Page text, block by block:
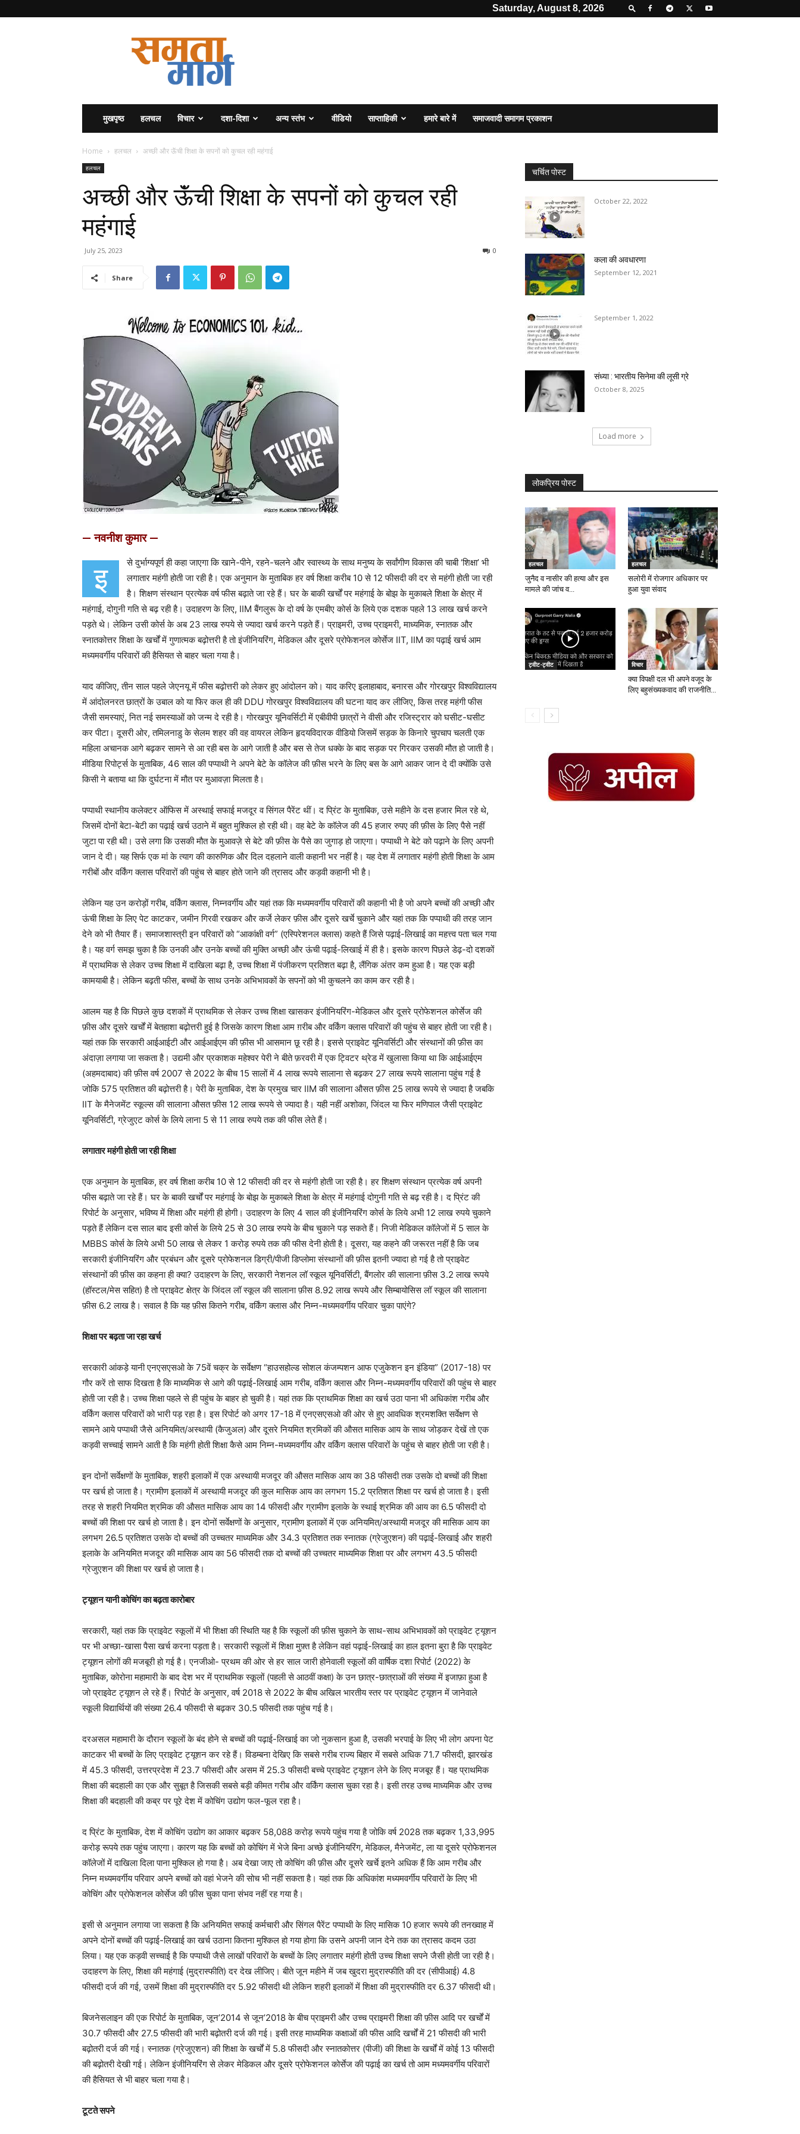
Saturday, August 8, 2026
मुखपृष्ठ हलचल विचार दशा-दिशा अन्य स्तंभ वीडियो साप्ताहिकी हमारे बारे में समाजवादी समागम प्रकाशन
Home हलचल अच्छी और ऊॅंची शिक्षा के सपनों को कुचल रही महंगाई
हलचल
अच्छी और ऊॅंची शिक्षा के सपनों को कुचल रही
महंगाई
July 25, 2023 0
Share
— नवनीश कुमार —
इ
से दुर्भाग्यपूर्ण ही कहा जाएगा कि खाने-पीने, रहने-चलने और स्वास्थ्य के साथ मनुष्य के सर्वांगीण विकास की चाबी ‘शिक्षा’ भी
लगातार महंगी होती जा रही है। एक अनुमान के मुताबिक हर वर्ष शिक्षा करीब 10 से 12 फीसदी की दर से महंगी होती जा रही
है। शिक्षण संस्थान प्रत्येक वर्ष फीस बढ़ाते जा रहे हैं। घर के बाकी खर्चों पर महंगाई के बोझ के मुकाबले शिक्षा के क्षेत्र में
महंगाई, दोगुनी गति से बढ़ रही है। उदाहरण के लिए, IIM बैंगलुरू के दो वर्ष के एमबीए कोर्स के लिये एक दशक पहले 13 लाख खर्च करने
पड़ते थे। लेकिन उसी कोर्स के अब 23 लाख रुपये से ज्यादा खर्च करने पड़ते हैं। प्राइमरी, उच्च प्राइमरी, माध्यमिक, स्नातक और
स्नातकोत्तर शिक्षा के खर्चों में गुणात्मक बढ़ोत्तरी है तो इंजीनियरिंग, मेडिकल और दूसरे प्रोफेशनल कोर्सेज IIT, IIM का पढ़ाई खर्च आम
मध्यमवर्गीय परिवारों की हैसियत से बाहर चला गया है।
याद कीजिए, तीन साल पहले जेएनयू में फीस बढ़ोत्तरी को लेकर हुए आंदोलन को। याद करिए इलाहाबाद, बनारस और गोरखपुर विश्वविद्यालय
में आंदोलनरत छात्रों के उबाल को या फिर कल ही की DDU गोरखपुर विश्वविद्यालय की घटना याद कर लीजिए, किस तरह महंगी फीस
जैसी समस्याएं, नित नई समस्याओं को जन्म दे रही है। गोरखपुर यूनिवर्सिटी में एबीवीपी छात्रों ने वीसी और रजिस्ट्रार को घसीट-घसीट
कर पीटा। दूसरी ओर, तमिलनाडु के सेलम शहर की वह वायरल लेकिन हृदयविदारक वीडियो जिसमें सड़क के किनारे चुपचाप चलती एक
महिला अचानक आगे बढ़कर सामने से आ रही बस के आगे जाती है और बस से तेज धक्के के बाद सड़क पर गिरकर उसकी मौत हो जाती है।
मीडिया रिपोर्ट्स के मुताबिक, 46 साल की पप्पाथी ने अपने बेटे के कॉलेज की फ़ीस भरने के लिए बस के आगे आकर जान दे दी क्योंकि उसे
किसी ने बताया था कि दुर्घटना में मौत पर मुआवज़ा मिलता है।
पप्पाथी स्थानीय कलेक्टर ऑफिस में अस्थाई सफाई मजदूर व सिंगल पैरेंट थीं। द प्रिंट के मुताबिक, उसे महीने के दस हजार मिल रहे थे,
जिसमें दोनों बेटा-बेटी का पढ़ाई खर्च उठाने में बहुत मुश्किल हो रही थी। वह बेटे के कॉलेज की 45 हजार रुपए की फ़ीस के लिए पैसे नहीं
जुटा पा रही थी। उसे लगा कि उसकी मौत के मुआवज़े से बेटे की फ़ीस के पैसे का जुगाड़ हो जाएगा। पप्पाथी ने बेटे को पढ़ाने के लिए अपनी
जान दे दी। यह सिर्फ एक मां के त्याग की कारुणिक और दिल दहलाने वाली कहानी भर नहीं है। यह देश में लगातार महंगी होती शिक्षा के आम
गरीबों और वर्किंग क्लास परिवारों की पहुंच से बाहर होते जाने की त्रासद और कड़वी कहानी भी है।
लेकिन यह उन करोड़ों गरीब, वर्किंग क्लास, निम्नवर्गीय और यहां तक कि मध्यमवर्गीय परिवारों की कहानी भी है जो अपने बच्चों की अच्छी और
ऊंची शिक्षा के लिए पेट काटकर, जमीन गिरवी रखकर और कर्जे लेकर फ़ीस और दूसरे खर्चे चुकाने और यहां तक कि पप्पाथी की तरह जान
देने को भी तैयार हैं। समाजशास्त्री इन परिवारों को “आकांक्षी वर्ग” (एस्पिरेशनल क्लास) कहते हैं जिसे पढ़ाई-लिखाई का महत्त्व पता चल गया
है। यह वर्ग समझ चुका है कि उनकी और उनके बच्चों की मुक्ति अच्छी और ऊंची पढ़ाई-लिखाई में ही है। इसके कारण पिछले डेढ़-दो दशकों
में प्राथमिक से लेकर उच्च शिक्षा में दाखिला बढ़ा है, उच्च शिक्षा में पंजीकरण प्रतिशत बढ़ा है, लैंगिक अंतर कम हुआ है। यह एक बड़ी
कामयाबी है। लेकिन बढ़ती फीस, बच्चों के साथ उनके अभिभावकों के सपनों को भी कुचलने का काम कर रही है।
आलम यह है कि पिछले कुछ दशकों में प्राथमिक से लेकर उच्च शिक्षा खासकर इंजीनियरिंग-मेडिकल और दूसरे प्रोफेशनल कोर्सेज की
फ़ीस और दूसरे खर्चों में बेतहाशा बढ़ोत्तरी हुई है जिसके कारण शिक्षा आम ग़रीब और वर्किंग क्लास परिवारों की पहुंच से बाहर होती जा रही है।
यहां तक कि सरकारी आईआईटी और आईआईएम की फ़ीस भी आसमान छू रही है। इससे प्राइवेट यूनिवर्सिटी और संस्थानों की फ़ीस का
अंदाज़ा लगाया जा सकता है। उद्यमी और प्रकाशक महेश्वर पेरी ने बीते फ़रवरी में एक ट्विटर थ्रेड में खुलासा किया था कि आईआईएम
(अहमदाबाद) की फ़ीस वर्ष 2007 से 2022 के बीच 15 सालों में 4 लाख रूपये सालाना से बढ़कर 27 लाख रूपये सालाना पहुंच गई है
जोकि 575 प्रतिशत की बढ़ोत्तरी है। पेरी के मुताबिक, देश के प्रमुख चार IIM की सालाना औसत फ़ीस 25 लाख रूपये से ज्यादा है जबकि
IIT के मैनेजमेंट स्कूल्स की सालाना औसत फ़ीस 12 लाख रूपये से ज्यादा है। यही नहीं अशोका, जिंदल या फिर मणिपाल जैसी प्राइवेट
यूनिवर्सिटी, ग्रेजुएट कोर्स के लिये लाना 5 से 11 लाख रुपये तक की फीस लेते हैं।
लगातार महंगी होती जा रही शिक्षा
एक अनुमान के मुताबिक, हर वर्ष शिक्षा करीब 10 से 12 फीसदी की दर से महंगी होती जा रही है। हर शिक्षण संस्थान प्रत्येक वर्ष अपनी
फीस बढ़ाते जा रहे हैं। घर के बाकी खर्चों पर महंगाई के बोझ के मुकाबले शिक्षा के क्षेत्र में महंगाई दोगुनी गति से बढ़ रही है। द प्रिंट की
रिपोर्ट के अनुसार, भविष्य में शिक्षा और महंगी ही होगी। उदाहरण के लिए 4 साल की इंजीनियरिंग कोर्स के लिये अभी 12 लाख रुपये चुकाने
पड़ते हैं लेकिन दस साल बाद इसी कोर्स के लिये 25 से 30 लाख रुपये के बीच चुकाने पड़ सकते हैं। निजी मेडिकल कॉलेजों में 5 साल के
MBBS कोर्स के लिये अभी 50 लाख से लेकर 1 करोड़ रुपये तक की फीस देनी होती है। दूसरा, यह कहने की जरूरत नहीं है कि जब
सरकारी इंजीनियरिंग और प्रबंधन और दूसरे प्रोफेशनल डिग्री/पीजी डिप्लोमा संस्थानों की फ़ीस इतनी ज्यादा हो गई है तो प्राइवेट
संस्थानों की फ़ीस का कहना ही क्या? उदाहरण के लिए, सरकारी नेशनल लॉ स्कूल यूनिवर्सिटी, बैंगलोर की सालाना फ़ीस 3.2 लाख रूपये
(हॉस्टल/मेस सहित) है तो प्राइवेट क्षेत्र के जिंदल लॉ स्कूल की सालाना फ़ीस 8.92 लाख रूपये और सिम्बायोसिस लॉ स्कूल की सालाना
फ़ीस 6.2 लाख है। सवाल है कि यह फ़ीस कितने गरीब, वर्किंग क्लास और निम्न-मध्यमवर्गीय परिवार चुका पाएंगे?
शिक्षा पर बढ़ता जा रहा खर्च
सरकारी आंकड़े यानी एनएसएसओ के 75वें चक्र के सर्वेक्षण “हाउसहोल्ड सोशल कंजम्पशन आफ एजुकेशन इन इंडिया” (2017-18) पर
गौर करें तो साफ दिखता है कि माध्यमिक से आगे की पढ़ाई-लिखाई आम गरीब, वर्किंग क्लास और निम्न-मध्यमवर्गीय परिवारों की पहुंच से बाहर
होती जा रही है। उच्च शिक्षा पहले से ही पहुंच के बाहर हो चुकी है। यहां तक कि प्राथमिक शिक्षा का खर्च उठा पाना भी अधिकांश गरीब और
वर्किंग क्लास परिवारों को भारी पड़ रहा है। इस रिपोर्ट को अगर 17-18 में एनएसएसओ की ओर से हुए आवधिक श्रमशक्ति सर्वेक्षण से
सामने आये पप्पाथी जैसे अनियमित/अस्थायी (कैजुअल) और दूसरे नियमित श्रमिकों की औसत मासिक आय के साथ जोड़कर देखें तो एक
कड़वी सच्चाई सामने आती है कि महंगी होती शिक्षा कैसे आम निम्न-मध्यमवर्गीय और वर्किंग क्लास परिवारों के पहुंच से बाहर होती जा रही है।
इन दोनों सर्वेक्षणों के मुताबिक, शहरी इलाकों में एक अस्थायी मजदूर की औसत मासिक आय का 38 फीसदी तक उसके दो बच्चों की शिक्षा
पर खर्च हो जाता है। ग्रामीण इलाकों में अस्थायी मजदूर की कुल मासिक आय का लगभग 15.2 प्रतिशत शिक्षा पर खर्च हो जाता है। इसी
तरह से शहरी नियमित श्रमिक की औसत मासिक आय का 14 फीसदी और ग्रामीण इलाके के स्थाई श्रमिक की आय का 6.5 फीसदी दो
बच्चों की शिक्षा पर खर्च हो जाता है। इन दोनों सर्वेक्षणों के अनुसार, ग्रामीण इलाकों में एक अनियमित/अस्थायी मजदूर की मासिक आय का
लगभग 26.5 प्रतिशत उसके दो बच्चों की उच्चतर माध्यमिक और 34.3 प्रतिशत तक स्नातक (ग्रेजुएशन) की पढ़ाई-लिखाई और शहरी
इलाके के अनियमित मजदूर की मासिक आय का 56 फीसदी तक दो बच्चों की उच्चतर माध्यमिक शिक्षा पर और लगभग 43.5 फीसदी
ग्रेजुएशन की शिक्षा पर खर्च हो जाता है।
ट्यूशन यानी कोचिंग का बढ़ता कारोबार
सरकारी, यहां तक कि प्राइवेट स्कूलों में भी शिक्षा की स्थिति यह है कि स्कूलों की फ़ीस चुकाने के साथ-साथ अभिभावकों को प्राइवेट ट्यूशन
पर भी अच्छा-खासा पैसा खर्च करना पड़ता है। सरकारी स्कूलों में शिक्षा मुफ़्त है लेकिन वहां पढ़ाई-लिखाई का हाल इतना बुरा है कि प्राइवेट
ट्यूशन लोगों की मजबूरी हो गई है। एनजीओ- प्रथम की ओर से हर साल जारी होनेवाली स्कूलों की वार्षिक दशा रिपोर्ट (2022) के
मुताबिक, कोरोना महामारी के बाद देश भर में प्राथमिक स्कूलों (पहली से आठवीं कक्षा) के उन छात्र-छात्राओं की संख्या में इजाफ़ा हुआ है
जो प्राइवेट ट्यूशन ले रहे हैं। रिपोर्ट के अनुसार, वर्ष 2018 से 2022 के बीच अखिल भारतीय स्तर पर प्राइवेट ट्यूशन में जानेवाले
स्कूली विद्यार्थियों की संख्या 26.4 फीसदी से बढ़कर 30.5 फीसदी तक पहुंच गई है।
दरअसल महामारी के दौरान स्कूलों के बंद होने से बच्चों की पढ़ाई-लिखाई का जो नुकसान हुआ है, उसकी भरपाई के लिए भी लोग अपना पेट
काटकर भी बच्चों के लिए प्राइवेट ट्यूशन कर रहे हैं। विडम्बना देखिए कि सबसे गरीब राज्य बिहार में सबसे अधिक 71.7 फीसदी, झारखंड
में 45.3 फीसदी, उत्तरप्रदेश में 23.7 फीसदी और असम में 25.3 फीसदी बच्चे प्राइवेट ट्यूशन लेने के लिए मजबूर हैं। यह प्राथमिक
शिक्षा की बदहाली का एक और सुबूत है जिसकी सबसे बड़ी कीमत गरीब और वर्किंग क्लास चुका रहा है। इसी तरह उच्च माध्यमिक और उच्च
शिक्षा की बदहाली की कब्र पर पूरे देश में कोचिंग उद्योग फल-फूल रहा है।
द प्रिंट के मुताबिक, देश में कोचिंग उद्योग का आकार बढ़कर 58,088 करोड़ रूपये पहुंच गया है जोकि वर्ष 2028 तक बढ़कर 1,33,995
करोड़ रूपये तक पहुंच जाएगा। कारण यह कि बच्चों को कोचिंग में भेजे बिना अच्छे इंजीनियरिंग, मेडिकल, मैनेजमेंट, ला या दूसरे प्रोफेशनल
कॉलेजों में दाखिला दिला पाना मुश्किल हो गया है। अब देखा जाए तो कोचिंग की फ़ीस और दूसरे खर्चे इतने अधिक हैं कि आम गरीब और
निम्न मध्यमवर्गीय परिवार अपने बच्चों को वहां भेजने की सोच भी नहीं सकता है। यहां तक कि अधिकांश मध्यमवर्गीय परिवारों के लिए भी
कोचिंग और प्रोफेशनल कोर्सेज की फ़ीस चुका पाना संभव नहीं रह गया है।
इसी से अनुमान लगाया जा सकता है कि अनियमित सफाई कर्मचारी और सिंगल पैरेंट पप्पाथी के लिए मासिक 10 हजार रूपये की तनख्वाह में
अपने दोनों बच्चों की पढ़ाई-लिखाई का खर्च उठाना कितना मुश्किल हो गया होगा कि उसने अपनी जान देने तक का त्रासद कदम उठा
लिया। यह एक कड़वी सच्चाई है कि पप्पाथी जैसे लाखों परिवारों के बच्चों के लिए लगातार महंगी होती उच्च शिक्षा सपने जैसी होती जा रही है।
उदाहरण के लिए, शिक्षा की महंगाई (मुद्रास्फीति) दर देख लीजिए। बीते जून महीने में जब खुदरा मुद्रास्फीति की दर (सीपीआई) 4.8
फीसदी दर्ज की गई, उसमें शिक्षा की मुद्रास्फीति दर 5.92 फीसदी थी लेकिन शहरी इलाकों में शिक्षा की मुद्रास्फीति दर 6.37 फीसदी थी।
बिजनेसलाइन की एक रिपोर्ट के मुताबिक, जून’2014 से जून’2018 के बीच प्राइमरी और उच्च प्राइमरी शिक्षा की फ़ीस आदि पर खर्चों में
30.7 फीसदी और 27.5 फीसदी की भारी बढ़ोतरी दर्ज की गई। इसी तरह माध्यमिक कक्षाओं की फीस आदि खर्चों में 21 फीसदी की भारी
बढ़ोतरी दर्ज की गई। स्नातक (ग्रेजुएशन) की शिक्षा के खर्चों में 5.8 फीसदी और स्नातकोत्तर (पीजी) की शिक्षा के खर्चों में कोई 13 फीसदी
की बढ़ोतरी देखी गई। लेकिन इंजीनियरिंग से लेकर मेडिकल और दूसरे प्रोफेशनल कोर्सेज की पढ़ाई का खर्च तो आम मध्यमवर्गीय परिवारों
की हैसियत से भी बाहर चला गया है।
टूटते सपने
चर्चित पोस्ट
October 22, 2022
कला की अवधारणा
September 12, 2021
September 1, 2022
संध्या : भारतीय सिनेमा की लूसी ग्रे
October 8, 2025
Load more
लोकप्रिय पोस्ट
हलचल
जुनैद व नासीर की हत्या और इस
मामले की जांच व...
हलचल
सलोरी में रोजगार अधिकार पर
हुआ युवा संवाद
ट्वीट-ट्वीट विचार
क्या विपक्षी दल भी अपने वजूद के
लिए बहुसंख्यकवाद की राजनीति...